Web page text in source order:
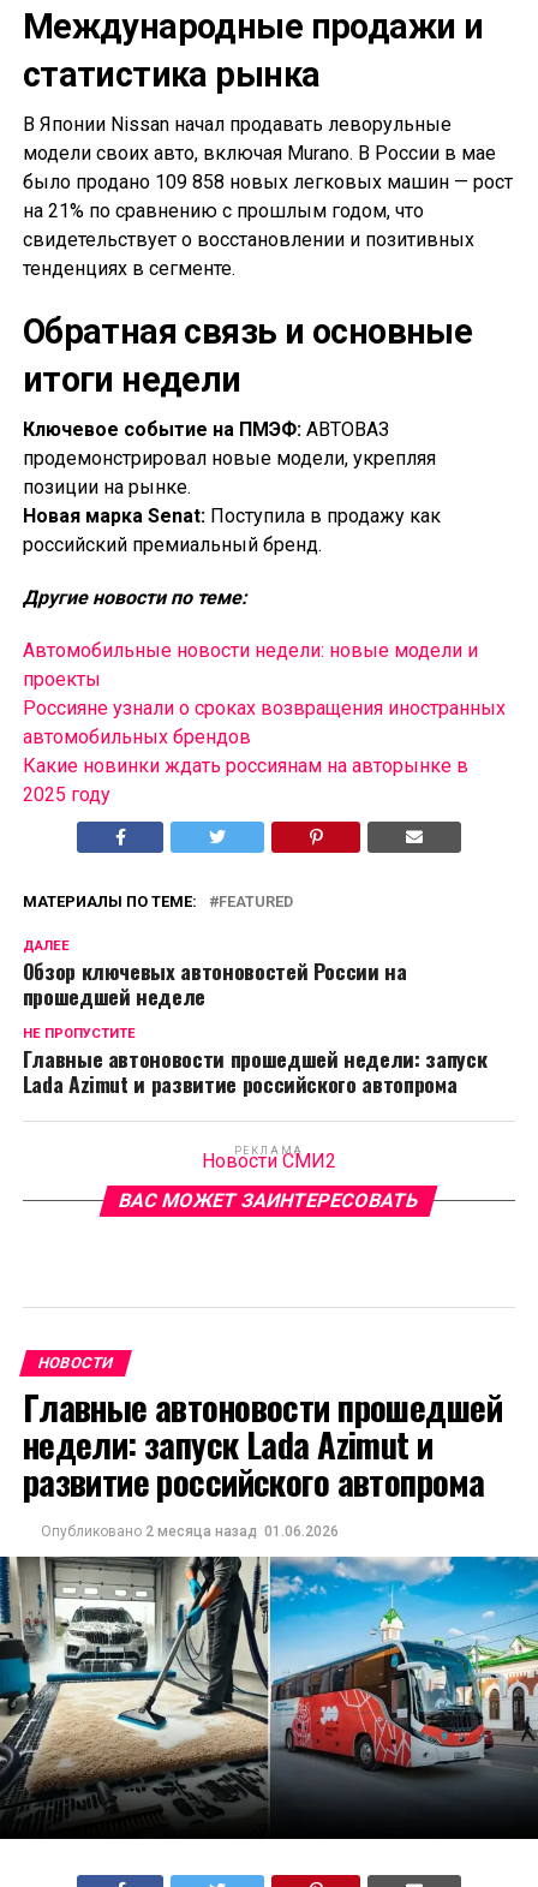
Международные продажи и
статистика рынка
В Японии Nissan начал продавать леворульные
модели своих авто, включая Murano. В России в мае
было продано 109 858 новых легковых машин — рост
на 21% по сравнению с прошлым годом, что
свидетельствует о восстановлении и позитивных
тенденциях в сегменте.
Обратная связь и основные
итоги недели
Ключевое событие на ПМЭФ:АВТОВАЗ
продемонстрировал новые модели, укрепляя
позиции на рынке.
Новая марка Senat:Поступила в продажу как
российский премиальный бренд.
Другие новости по теме:
Автомобильные новости недели: новые модели и
проекты
Россияне узнали о сроках возвращения иностранных
автомобильных брендов
Какие новинки ждать россиянам на авторынке в
2025 году
МАТЕРИАЛЫ ПО ТЕМЕ: FEATURED
ДАЛЕЕ
Обзор ключевых автоновостей России на
прошедшей неделе
НЕ ПРОПУСТИТЕ
Главные автоновости прошедшей недели: запуск
Lada Azimut и развитие российского автопрома
РЕКЛАМА
Новости СМИ2
ВАС МОЖЕТ ЗАИНТЕРЕСОВАТЬ
НОВОСТИ
Главные автоновости прошедшей
недели: запуск Lada Azimut и
развитие российского автопрома
Опубликовано 2 месяца назад 01.06.2026